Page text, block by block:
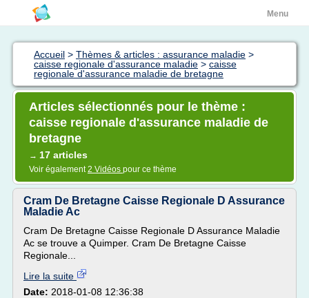
Menu
Accueil > Thèmes & articles : assurance maladie >
caisse regionale d'assurance maladie > caisse
regionale d'assurance maladie de bretagne
Articles sélectionnés pour le thème :
caisse regionale d'assurance maladie de
bretagne
→ 17 articles
Voir également2 Vidéos pour ce thème
Cram De Bretagne Caisse Regionale D Assurance
Maladie Ac
Cram De Bretagne Caisse Regionale D Assurance Maladie
Ac se trouve a Quimper. Cram De Bretagne Caisse
Regionale...
Lire la suite
Date: 2018-01-08 12:36:38